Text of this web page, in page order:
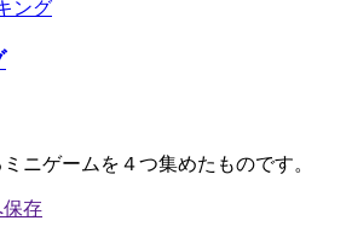
ニゲームを４つ集めたものです。